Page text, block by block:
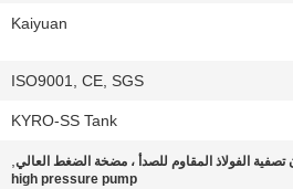
Kaiyuan
ISO9001, CE, SGS
KYRO-SS Tank
تصفية الفولاذ المقاوم للصدأ ، مضخة الضغط العالي,
high pressure pump